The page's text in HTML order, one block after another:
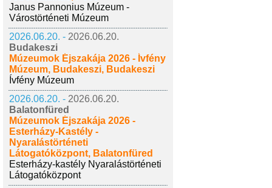
Janus Pannonius Múzeum -
Várostörténeti Múzeum
2026.06.20. - 2026.06.20.
Budakeszi
Múzeumok Éjszakája 2026 - Ívfény
Múzeum, Budakeszi, Budakeszi
Ívfény Múzeum
2026.06.20. - 2026.06.20.
Balatonfüred
Múzeumok Éjszakája 2026 -
Esterházy-Kastély -
Nyaralástörténeti
Látogatóközpont, Balatonfüred
Esterházy-kastély Nyaralástörténeti
Látogatóközpont